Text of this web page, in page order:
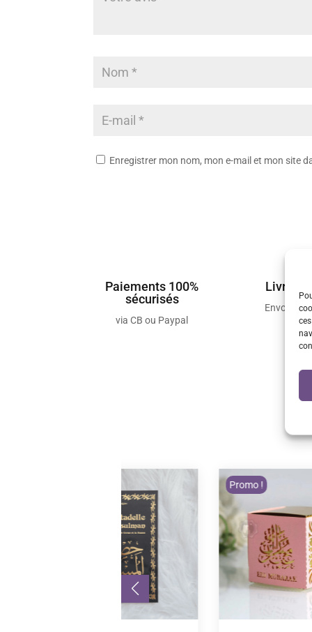
Enregistrer mon nom, mon e-mail et mon site
Paiements 100%
sécurisés
via CB ou Paypal
Envois